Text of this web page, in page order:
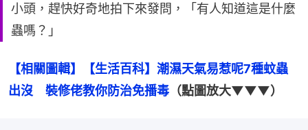
小頭，趕快好奇地拍下來發問，「有人知道這是什麼
蟲嗎？」
【相關圖輯】【生活百科】潮濕天氣易惹呢7種蚊蟲
出沒　裝修佬教你防治免播毒 （點圖放大▼▼▼）